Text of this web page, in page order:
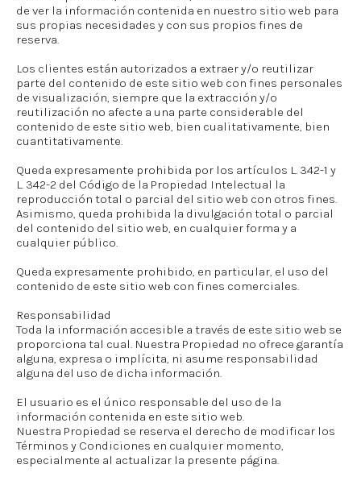
de ver la información contenida en nuestro sitio web para
sus propias necesidades y con sus propios fines de
reserva.
Los clientes están autorizados a extraer y/o reutilizar
parte del contenido de este sitio web con fines personales
de visualización, siempre que la extracción y/o
reutilización no afecte a una parte considerable del
contenido de este sitio web, bien cualitativamente, bien
cuantitativamente.
Queda expresamente prohibida por los artículos L. 342-1 y
L. 342-2 del Código de la Propiedad Intelectual la
reproducción total o parcial del sitio web con otros fines.
Asimismo, queda prohibida la divulgación total o parcial
del contenido del sitio web, en cualquier forma y a
cualquier público.
Queda expresamente prohibido, en particular, el uso del
contenido de este sitio web con fines comerciales.
Responsabilidad
Toda la información accesible a través de este sitio web se
proporciona tal cual. Nuestra Propiedad no ofrece garantía
alguna, expresa o implícita, ni asume responsabilidad
alguna del uso de dicha información.
El usuario es el único responsable del uso de la
información contenida en este sitio web.
Nuestra Propiedad se reserva el derecho de modificar los
Términos y Condiciones en cualquier momento,
especialmente al actualizar la presente página.